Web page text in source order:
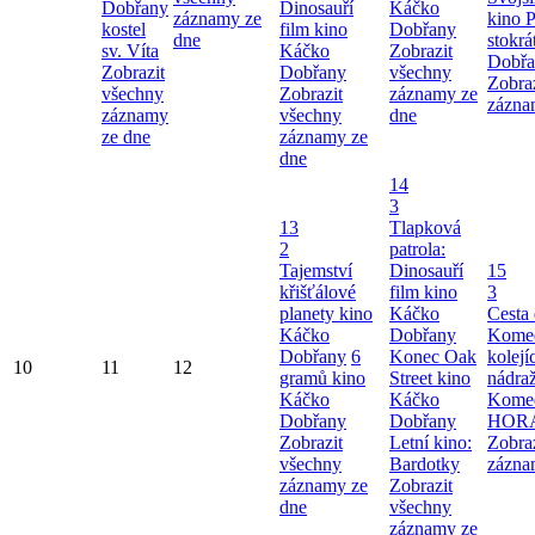
Dobřany
kostel
sv. Víta
Zobrazit
všechny
záznamy
ze dne
záznamy ze
dne
Dinosauří
film kino
Káčko
Dobřany
Zobrazit
všechny
záznamy ze
dne
Káčko
Dobřany
Zobrazit
všechny
záznamy ze
dne
kino
10 11 12
13
2
Tajemství
křišťálové
planety kino
Káčko
Dobřany 6
gramů kino
Káčko
Dobřany
Zobrazit
všechny
záznamy ze
dne
14
3
Tlapková
patrola:
Dinosauří
film kino
Káčko
Dobřany
Konec Oak
Street kino
Káčko
Dobřany
Letní kino:
Bardotky
Zobrazit
všechny
záznamy ze
15
3
Cesta